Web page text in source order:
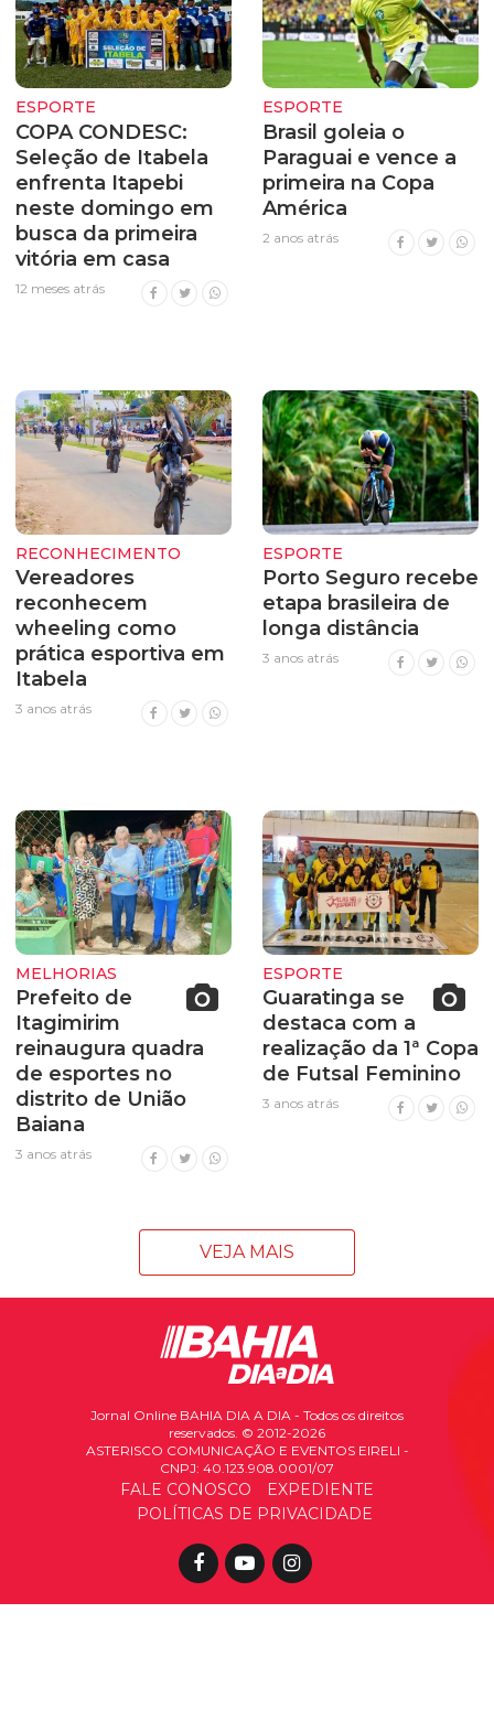
ESPORTE
COPA CONDESC:
Seleção de Itabela
enfrenta Itapebi
neste domingo em
busca da primeira
vitória em casa
12 meses atrás
ESPORTE
Brasil goleia o
Paraguai e vence a
primeira na Copa
América
2 anos atrás
RECONHECIMENTO
Vereadores
reconhecem
wheeling como
prática esportiva em
Itabela
3 anos atrás
ESPORTE
Porto Seguro recebe
etapa brasileira de
longa distância
3 anos atrás
MELHORIAS
Prefeito de
Itagimirim
reinaugura quadra
de esportes no
distrito de União
Baiana
3 anos atrás
ESPORTE
Guaratinga se
destaca com a
realização da 1ª Copa
de Futsal Feminino
3 anos atrás
VEJA MAIS
Jornal Online BAHIA DIA A DIA - Todos os direitos
reservados. © 2012-2026
ASTERISCO COMUNICAÇÃO E EVENTOS EIRELI -
CNPJ: 40.123.908.0001/07
FALE CONOSCO
EXPEDIENTE
POLÍTICAS DE PRIVACIDADE